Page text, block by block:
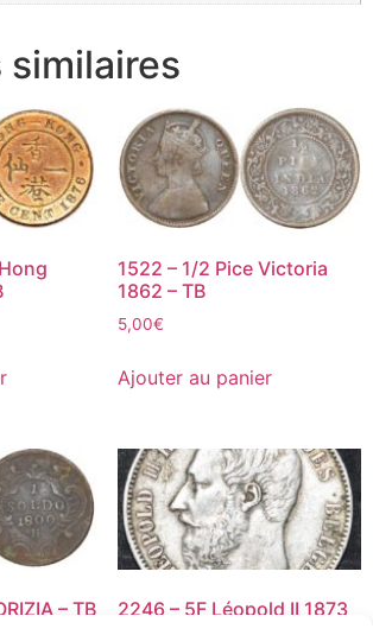
similaires
1522 – 1/2 Pice Victoria
1862 – TB
5,00€
Ajouter au panier
– TB
2246 – 5F Léopold II 1873